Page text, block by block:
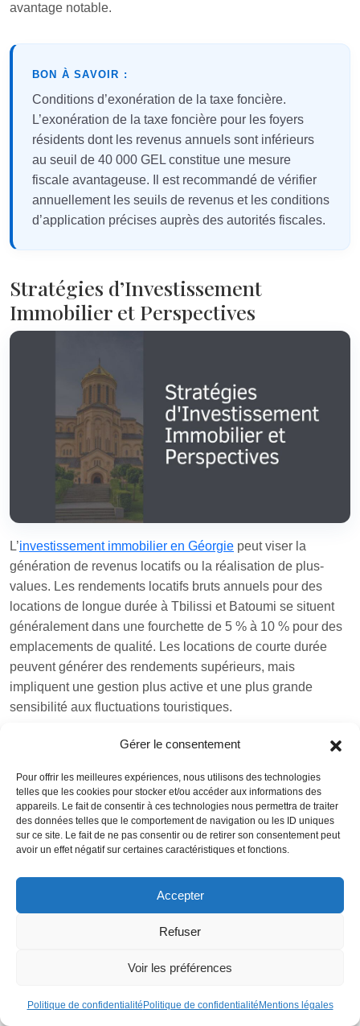
Gérer le consentement
Pour offrir les meilleures expériences, nous utilisons des technologies
telles que les cookies pour stocker et/ou accéder aux informations des
appareils. Le fait de consentir à ces technologies nous permettra de traiter
des données telles que le comportement de navigation ou les ID uniques
sur ce site. Le fait de ne pas consentir ou de retirer son consentement peut
avoir un effet négatif sur certaines caractéristiques et fonctions.
Accepter
Refuser
Voir les préférences
Politique de confidentialité Politique de confidentialité Mentions légales
avantage notable.
BON À SAVOIR :
Conditions d’exonération de la taxe foncière.
L’exonération de la taxe foncière pour les foyers
résidents dont les revenus annuels sont inférieurs
au seuil de 40 000 GEL constitue une mesure
fiscale avantageuse. Il est recommandé de vérifier
annuellement les seuils de revenus et les conditions
d’application précises auprès des autorités fiscales.
Stratégies d’Investissement
Immobilier et Perspectives
L’investissement immobilier en Géorgie peut viser la
génération de revenus locatifs ou la réalisation de plus-
values. Les rendements locatifs bruts annuels pour des
locations de longue durée à Tbilissi et Batoumi se situent
généralement dans une fourchette de 5 % à 10 % pour des
emplacements de qualité. Les locations de courte durée
peuvent générer des rendements supérieurs, mais
impliquent une gestion plus active et une plus grande
sensibilité aux fluctuations touristiques.
économique du pays, au développement des infrastructures